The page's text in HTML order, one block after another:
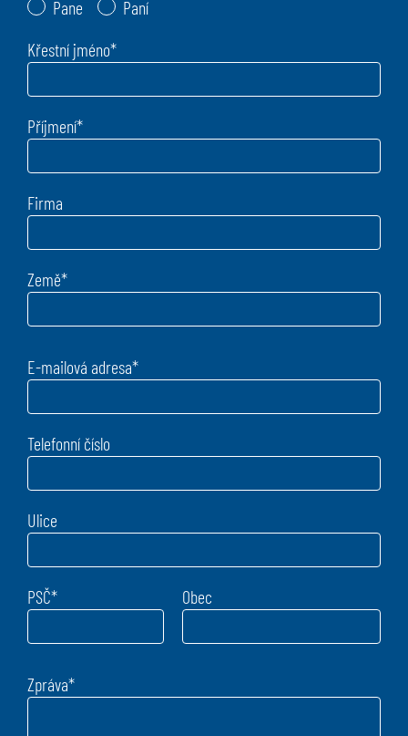
Pane
Paní
Křestní jméno*
Příjmení*
Firma
Země*
E-mailová adresa*
Telefonní číslo
Ulice
PSČ* Obec
Zpráva*